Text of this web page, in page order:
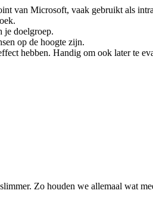
van Microsoft, vaak gebruikt als
je doelgroep.
op de hoogte zijn.
hebben. Handig om ook later te
Zo houden we allemaal wat